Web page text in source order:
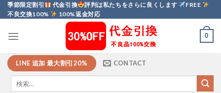
Skip
to
季節限定割引 代金引換 評判は私たちをさらに良くします
FREE
不良交換100%
100%返金対応
0
LINE 追加 最大割引20% CONTACT